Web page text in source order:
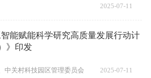
2025-07-11
智能赋能科学研究高质量发展行动计
》印发
中关村科技园区管理委员会 2025-07-11